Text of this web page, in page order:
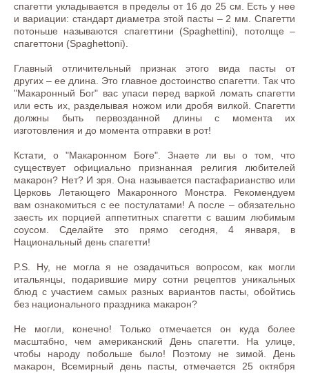
спагетти укладывается в пределы от 16 до 25 см. Есть у нее
и вариации: стандарт диаметра этой пасты – 2 мм. Спагетти
потоньше называются спагеттини (Spaghettini), потолще –
спагеттони (Spaghettoni).
Главный отличительный признак этого вида пасты от
других – ее длина. Это главное достоинство спагетти. Так что
"Макаронный Бог" вас упаси перед варкой ломать спагетти
или есть их, разделывая ножом или дробя вилкой. Спагетти
должны быть первозданной длины с момента их
изготовления и до момента отправки в рот!
Кстати, о "Макаронном Боге". Знаете ли вы о том, что
существует официально признанная религия любителей
макарон? Нет? И зря. Она называется пастафарианство или
Церковь Летающего Макаронного Монстра. Рекомендуем
вам ознакомиться с ее постулатами! А после – обязательно
заесть их порцией аппетитных спагетти с вашим любимым
соусом. Сделайте это прямо сегодня, 4 января, в
Национальный день спагетти!
P.S. Ну, не могла я не озадачиться вопросом, как могли
итальянцы, подарившие миру сотни рецептов уникальных
блюд с участием самых разных вариантов пасты, обойтись
без национального праздника макарон?
Не могли, конечно! Только отмечается он куда более
масштабно, чем американский День спагетти. На улице,
чтобы народу побольше было! Поэтому не зимой. День
макарон, Всемирный день пасты, отмечается 25 октября